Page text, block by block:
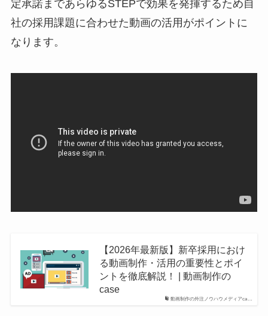
定承諾まであらゆるSTEPで効果を発揮するため自
社の採用課題に合わせた動画の活用がポイントに
なります。
動画制作の外注ノウハウメディアca…
【2026年最新版】新卒採用におけ
る動画制作・活用の重要性とポイ
ントを徹底解説！ | 動画制作の
case